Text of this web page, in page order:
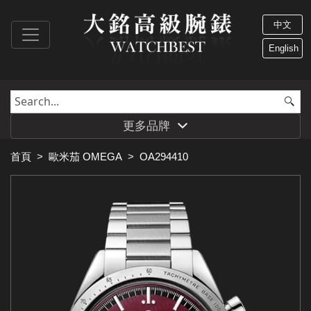
中文
English
更多品牌
首頁 > 歐米茄 OMEGA > OA294410